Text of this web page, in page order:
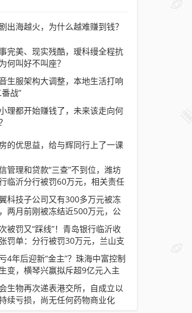
出海越火，为什么越难赚到钱？
完美、现实残酷，瑷科缦全程抗
何叫好不叫座？
生服架构大调整，本地生活打响
番战”
理都开始赚钱了，未来该走向何
的优思益，给与辉同行上了一课
管理和贷款“三查”不到位，潍坊
临沂分行被罚60万元，相关责任
警告
科技子公司又有300多万元被冻
两月前刚被冻结近500万元，公
年预计亏损至少2.1亿元
被罚又“踩线”！青岛银行临沂收
罚单：分行被罚30万元，兰山支
罚30万元
4年后迎新“金主”？珠海中富控制
变，横琴兴赢拟斥超9亿元入主
生物再次递表港交所，自成立以
续亏损，尚无任何药物商业化